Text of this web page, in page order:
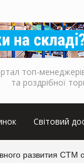
топ-
та роздрібної
Світовий
развития СТМ